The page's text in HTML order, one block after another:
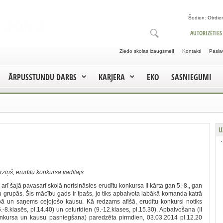
Šodien:
AUTORIZĒTIES
Kontakti
Ziedo skolas izaugsmei!
ĀRPUSSTUNDU DARBS KARJERA EKO SASNIEGUMI
erudītu konkursa vadītājs
arī šajā pavasarī skolā norisināsies erudītu konkursa II kārta gan 5.-8., gan
grupās. Šis mācību gads ir īpašs, jo tiks apbalvota labākā komanda katrā
un saņems ceļojošo kausu. Kā redzams afišā, erudītu konkursi notiks
8.klasēs, pl.14.40) un ceturtdien (9.-12.klases, pl.15.30). Apbalvošana (II
un kausu pasniegšana) paredzēta pirmdien, 03.03.2014 pl.12.20